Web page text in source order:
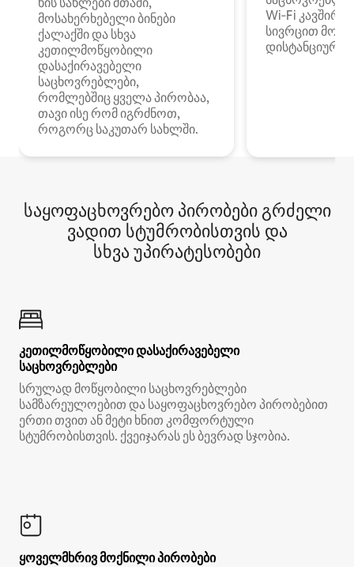
მოსახერხებელი ბინები
ქალაქში და სხვა
კეთილმოწყობილი
დასაქირავებელი
საცხოვრებლები,
რომლებშიც ყველა პირობაა,
თავი ისე რომ იგრძნოთ,
როგორც საკუთარ სახლში.
Wi‑Fi
სივრცით
დისტანციური
საყოფაცხოვრებო პირობები გრძელი
ვადით სტუმრობისთვის და
სხვა უპირატესობები
კეთილმოწყობილი დასაქირავებელი
საცხოვრებლები
სრულად მოწყობილი საცხოვრებლები
სამზარეულოებით და საყოფაცხოვრებო პირობებით
ერთი თვით ან მეტი ხნით კომფორტული
სტუმრობისთვის. ქვეიჯარას ეს ბევრად სჯობია.
ყოველმხრივ მოქნილი პირობები